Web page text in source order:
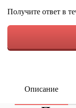
Получите ответ в
Описание